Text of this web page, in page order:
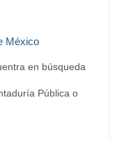
México
en búsqueda
Pública o